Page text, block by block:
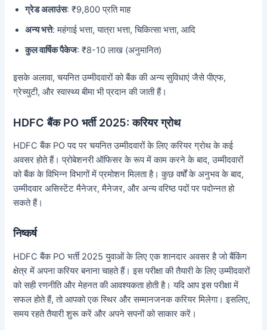
ग्रेड अलाउंस: ₹9,800 प्रति माह
अन्य भत्ते: महंगाई भत्ता, यात्रा भत्ता, चिकित्सा भत्ता, आदि
कुल वार्षिक पैकेज: ₹8-10 लाख (अनुमानित)
इसके अलावा, चयनित उम्मीदवारों को बैंक की अन्य सुविधाएं जैसे पीएफ,
ग्रेच्युटी, और स्वास्थ्य बीमा भी प्रदान की जाती हैं।
HDFC बैंक PO भर्ती 2025: करियर ग्रोथ
HDFC बैंक PO पद पर चयनित उम्मीदवारों के लिए करियर ग्रोथ के कई
अवसर होते हैं। प्रोबेशनरी ऑफिसर के रूप में काम करने के बाद, उम्मीदवारों
को बैंक के विभिन्न विभागों में प्रमोशन मिलता है। कुछ वर्षों के अनुभव के बाद,
उम्मीदवार असिस्टेंट मैनेजर, मैनेजर, और अन्य वरिष्ठ पदों पर पदोन्नत हो
सकते हैं।
निष्कर्ष
HDFC बैंक PO भर्ती 2025 युवाओं के लिए एक शानदार अवसर है जो बैंकिंग
क्षेत्र में अपना करियर बनाना चाहते हैं। इस परीक्षा की तैयारी के लिए उम्मीदवारों
को सही रणनीति और मेहनत की आवश्यकता होती है। यदि आप इस परीक्षा में
सफल होते हैं, तो आपको एक स्थिर और सम्मानजनक करियर मिलेगा। इसलिए,
समय रहते तैयारी शुरू करें और अपने सपनों को साकार करें।